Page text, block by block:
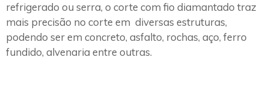
refrigerado ou serra, o corte com fio diamantado traz
mais precisão no corte em diversas estruturas,
podendo ser em concreto, asfalto, rochas, aço, ferro
fundido, alvenaria entre outras.